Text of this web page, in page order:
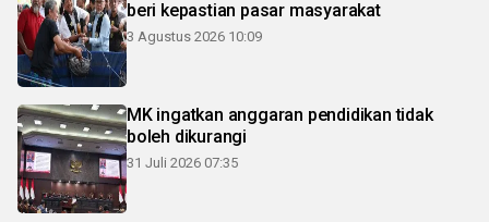
beri kepastian pasar masyarakat
3 Agustus 2026 10:09
MK ingatkan anggaran pendidikan tidak
boleh dikurangi
31 Juli 2026 07:35